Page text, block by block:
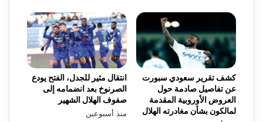
انتقال مثير للجدل، الفتح يودع
الصرنوخ بعد انضمامه إلى
صفوف الهلال الشهير
منذ أسبوعين
كشف تقرير سعودي سبورت
عن تفاصيل صادمة حول
العروض الأوروبية المقدمة
لمالكون بشأن مغادرته الهلال